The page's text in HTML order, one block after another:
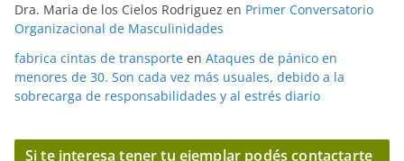
Dra. Maria de los Cielos Rodriguez en Primer Conversatorio
Organizacional de Masculinidades
fabrica cintas de transporte en Ataques de pánico en
menores de 30. Son cada vez más usuales, debido a la
sobrecarga de responsabilidades y al estrés diario
Si te interesa tener tu ejemplar podés contactarte